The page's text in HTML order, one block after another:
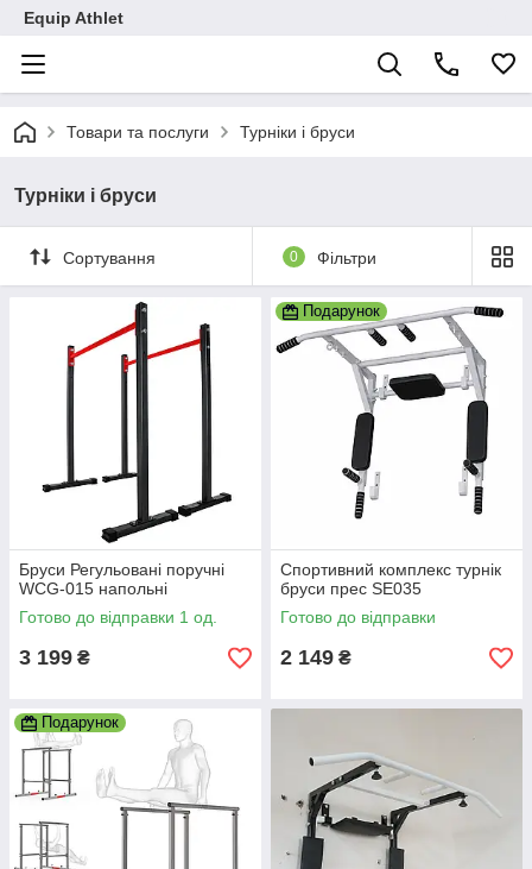
Equip Athlet
Товари та послуги Турніки і бруси
Турніки і бруси
Сортування 0 Фільтри
Бруси Регульовані поручні
WCG-015 напольні
Готово до відправки 1 од.
3 199 ₴
Подарунок
Спортивний комплекс турнік
бруси прес SE035
Готово до відправки
2 149 ₴
Подарунок